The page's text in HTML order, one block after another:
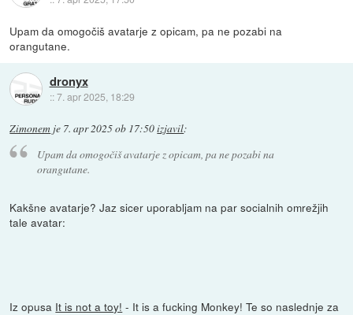
Upam da omogočiš avatarje z opicam, pa ne pozabi na
orangutane.
dronyx
::7. apr 2025, 18:29
Zimonem je 7. apr 2025 ob 17:50izjavil:
Upam da omogočiš avatarje z opicam, pa ne pozabi na
orangutane.
Kakšne avatarje? Jaz sicer uporabljam na par socialnih omrežjih
tale avatar:
Iz opusa It is not a toy! - It is a fucking Monkey! Te so naslednje za